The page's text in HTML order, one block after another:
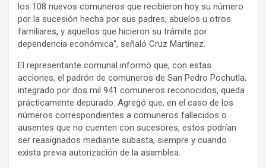
los 108 nuevos comuneros que recibieron hoy su número
por la sucesión hecha por sus padres, abuelos u otros
familiares, y aquellos que hicieron su trámite por
dependencia económica”, señaló Cruz Martínez.
El representante comunal informó que, con estas
acciones, el padrón de comuneros de San Pedro Pochutla,
integrado por dos mil 941 comuneros reconocidos, queda
prácticamente depurado. Agregó que, en el caso de los
números correspondientes a comuneros fallecidos o
ausentes que no cuenten con sucesores, estos podrían
ser reasignados mediante subasta, siempre y cuando
exista previa autorización de la asamblea.